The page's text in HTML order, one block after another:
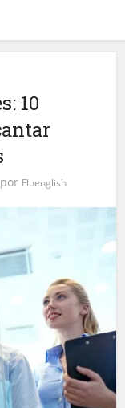
10
por Fluenglish